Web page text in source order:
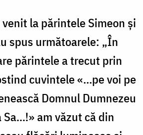
la părintele Simeon și
spus următoarele: „În
părintele a trecut prin
cuvintele «…pe voi pe
Domnul Dumnezeu
am văzut că din